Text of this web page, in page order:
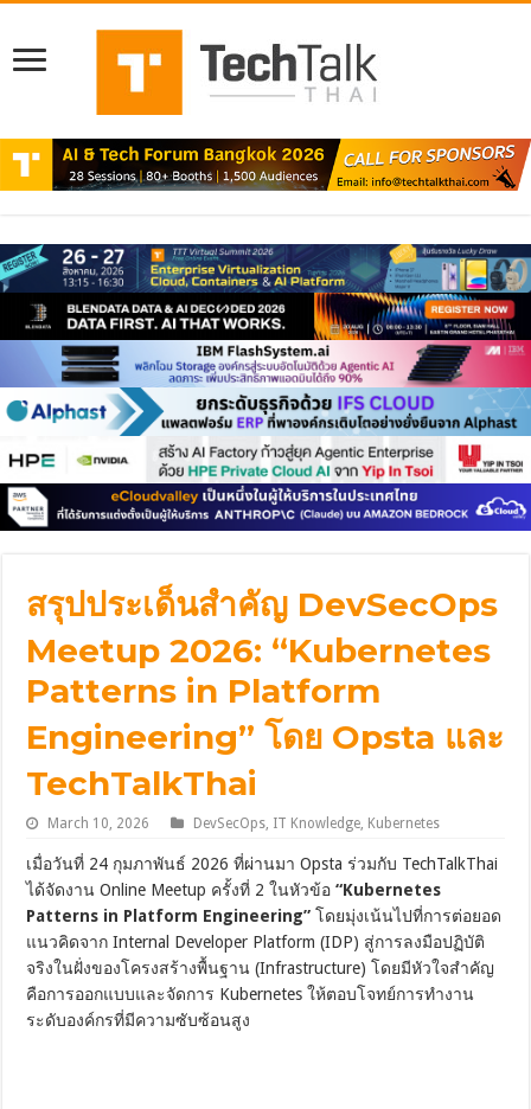
สรุปประเด็นสำคัญ DevSecOps
Meetup 2026: “Kubernetes
Patterns in Platform
Engineering” โดย Opsta และ
TechTalkThai
March 10, 2026 DevSecOps, IT Knowledge, Kubernetes
เมื่อวันที่ 24 กุมภาพันธ์ 2026 ที่ผ่านมา Opsta ร่วมกับ TechTalkThai
ได้จัดงาน Online Meetup ครั้งที่ 2 ในหัวข้อ“Kubernetes
Patterns in Platform Engineering” โดยมุ่งเน้นไปที่การต่อยอด
แนวคิดจาก Internal Developer Platform (IDP) สู่การลงมือปฏิบัติ
จริงในฝั่งของโครงสร้างพื้นฐาน (Infrastructure) โดยมีหัวใจสำคัญ
คือการออกแบบและจัดการ Kubernetes ให้ตอบโจทย์การทำงาน
ระดับองค์กรที่มีความซับซ้อนสูง